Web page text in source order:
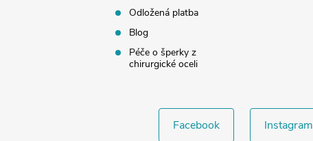
Odložená platba
Blog
Péče o šperky z
chirurgické oceli
Facebook Instagram